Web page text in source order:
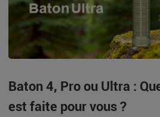
Baton 4, Pro ou Ultra :
est faite pour vous ?